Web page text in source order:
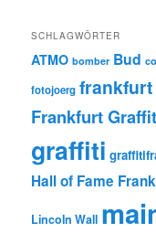
SCHLAGWÖRTER
ATMO bomber Bud
fotojoerg frankfurt
Frankfurt
graffiti
Hall of Fame
Lincoln Wall